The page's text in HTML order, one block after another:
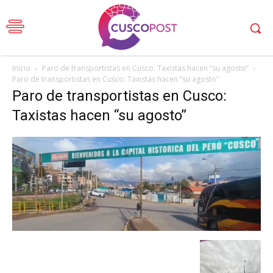
Inicio
Paro de transportistas en Cusco: Taxistas hacen “su agosto”
Paro de transportistas en Cusco: Taxistas hacen “su agosto”
Paro de transportistas en Cusco:
Taxistas hacen “su agosto”